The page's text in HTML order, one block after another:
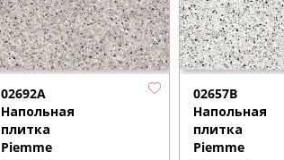
02692A
Напольная
плитка
Piemme
02657B
Напольная
плитка
Piemme